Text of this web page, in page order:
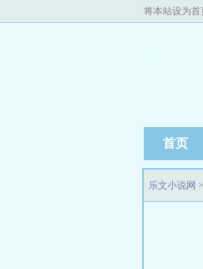
将本站设为首
首页
乐文小说网 >